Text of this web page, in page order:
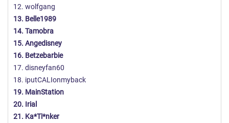
12. wolfgang
13. Belle1989
14. Tamobra
15. Angedisney
16. Betzebarbie
17. disneyfan60
18. iputCALIonmyback
19. MainStation
20. Irial
21. Ka*Ti*nker